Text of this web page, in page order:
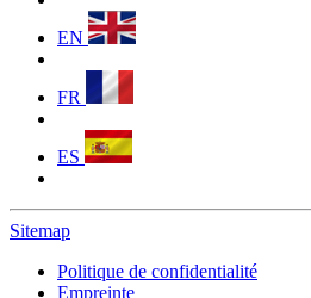
EN
FR
ES
Sitemap
Politique de confidentialité
Empreinte